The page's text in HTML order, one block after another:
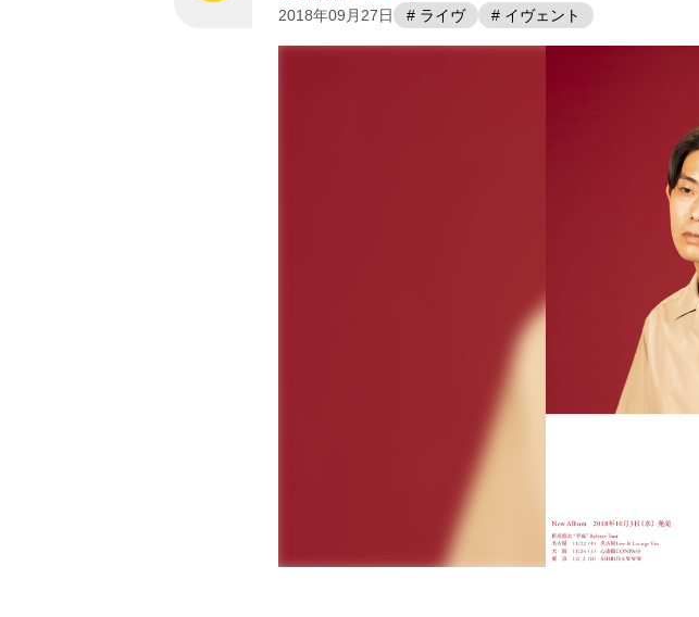
2018年09月27日
# ライヴ # イヴェント